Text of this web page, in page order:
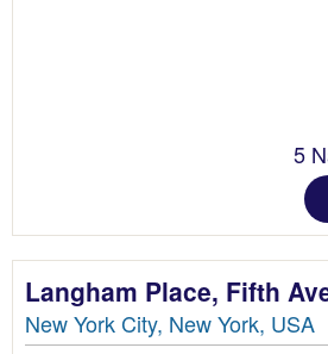
5
Langham Place, Fifth
New York City, New York, USA